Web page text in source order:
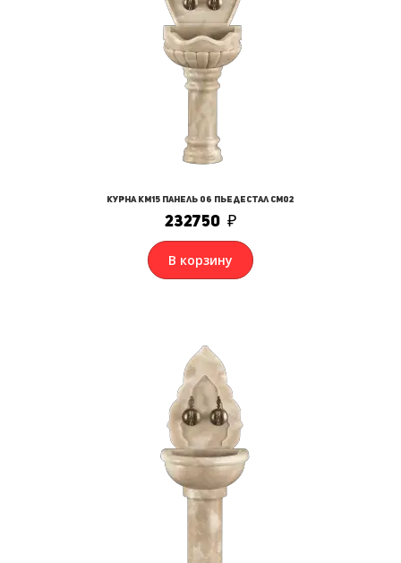
Курна КМ15 Панель 06 Пьедестал СМ02
232750 ₽
В корзину